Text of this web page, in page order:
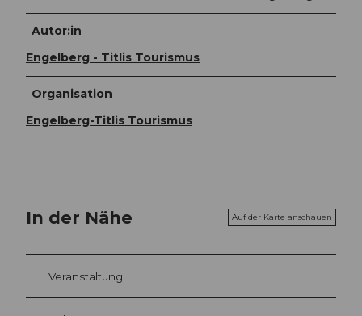
Autor:in
Engelberg - Titlis Tourismus
Organisation
Engelberg-Titlis Tourismus
In der Nähe Auf der Karte anschauen
Veranstaltung